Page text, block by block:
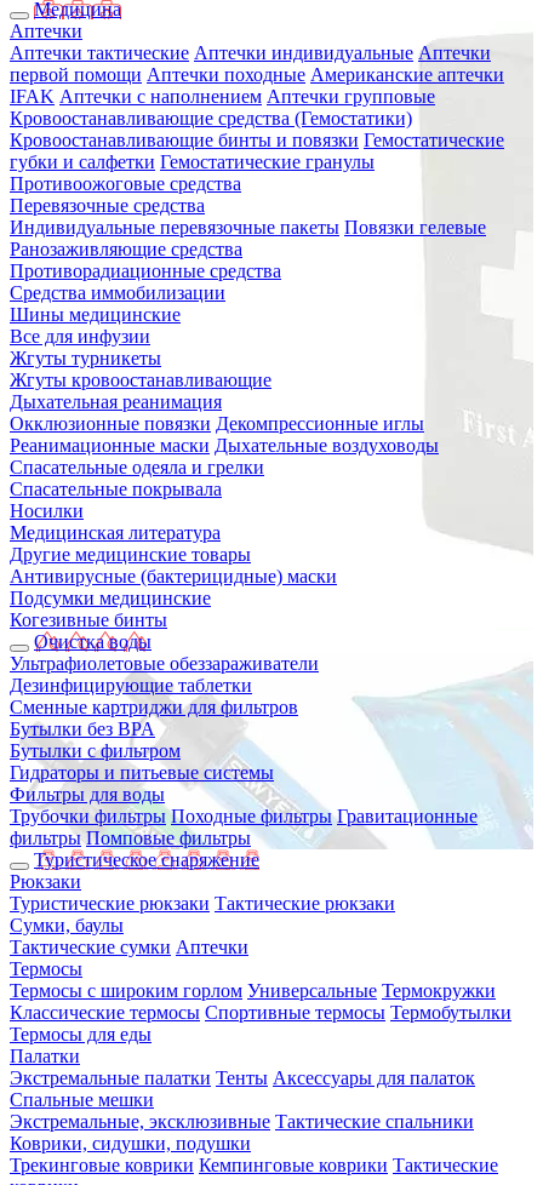
Медицина
Аптечки
Аптечки тактические Аптечки индивидуальные Аптечки
первой помощи Аптечки походные Американские аптечки
IFAK Аптечки с наполнением Аптечки групповые
Кровоостанавливающие средства (Гемостатики)
Кровоостанавливающие бинты и повязки Гемостатические
губки и салфетки Гемостатические гранулы
Противоожоговые средства
Перевязочные средства
Индивидуальные перевязочные пакеты Повязки гелевые
Ранозаживляющие средства
Противорадиационные средства
Средства иммобилизации
Шины медицинские
Все для инфузии
Жгуты турникеты
Жгуты кровоостанавливающие
Дыхательная реанимация
Окклюзионные повязки Декомпрессионные иглы
Реанимационные маски Дыхательные воздуховоды
Спасательные одеяла и грелки
Спасательные покрывала
Носилки
Медицинская литература
Другие медицинские товары
Антивирусные (бактерицидные) маски
Подсумки медицинские
Когезивные бинты
Очистка воды
Ультрафиолетовые обеззараживатели
Дезинфицирующие таблетки
Сменные картриджи для фильтров
Бутылки без BPA
Бутылки с фильтром
Гидраторы и питьевые системы
Фильтры для воды
Трубочки фильтры Походные фильтры Гравитационные
фильтры Помповые фильтры
Туристическое снаряжение
Рюкзаки
Туристические рюкзаки Тактические рюкзаки
Сумки, баулы
Тактические сумки Аптечки
Термосы
Термосы с широким горлом Универсальные Термокружки
Классические термосы Спортивные термосы Термобутылки
Термосы для еды
Палатки
Экстремальные палатки Тенты Аксессуары для палаток
Спальные мешки
Экстремальные, эксклюзивные Тактические спальники
Коврики, сидушки, подушки
Трекинговые коврики Кемпинговые коврики Тактические